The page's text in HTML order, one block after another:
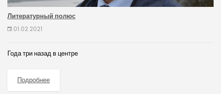
Литературный полюс
01.02.2021
Года три назад в центре
Подробнее